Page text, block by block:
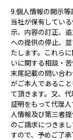
9.個人情報の開示等
当社が保有してい
示、内容の訂正、
への提供の停止、
たします。これら
いに関する相談・
末尾記載の問い合
がご本人であるこ
て頂きます。又、
証明をもって代理
人情報及び第三者
のご請求につきま
すので、予めご了承